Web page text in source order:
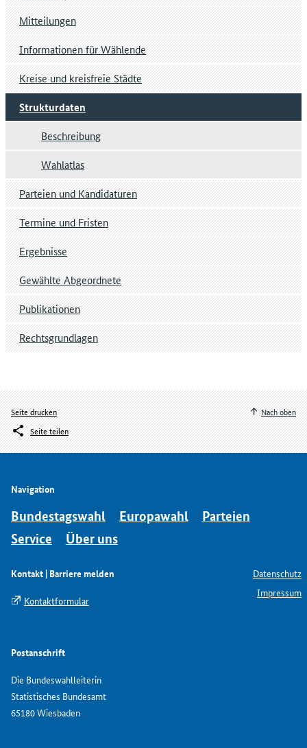
Mitteilungen
Informationen für Wählende
Kreise und kreisfreie Städte
Strukturdaten
Beschreibung
Wahlatlas
Parteien und Kandidaturen
Termine und Fristen
Ergebnisse
Gewählte Abgeordnete
Publikationen
Rechtsgrundlagen
Seite drucken
Seite teilen
Nach oben
Navigation
Bundestagswahl Europawahl
Parteien
Service
Über uns
Kontakt | Barriere melden
Kontaktformular
Postanschrift
Die Bundeswahlleiterin
Statistisches Bundesamt
65180 Wiesbaden
Datenschutz
Impressum